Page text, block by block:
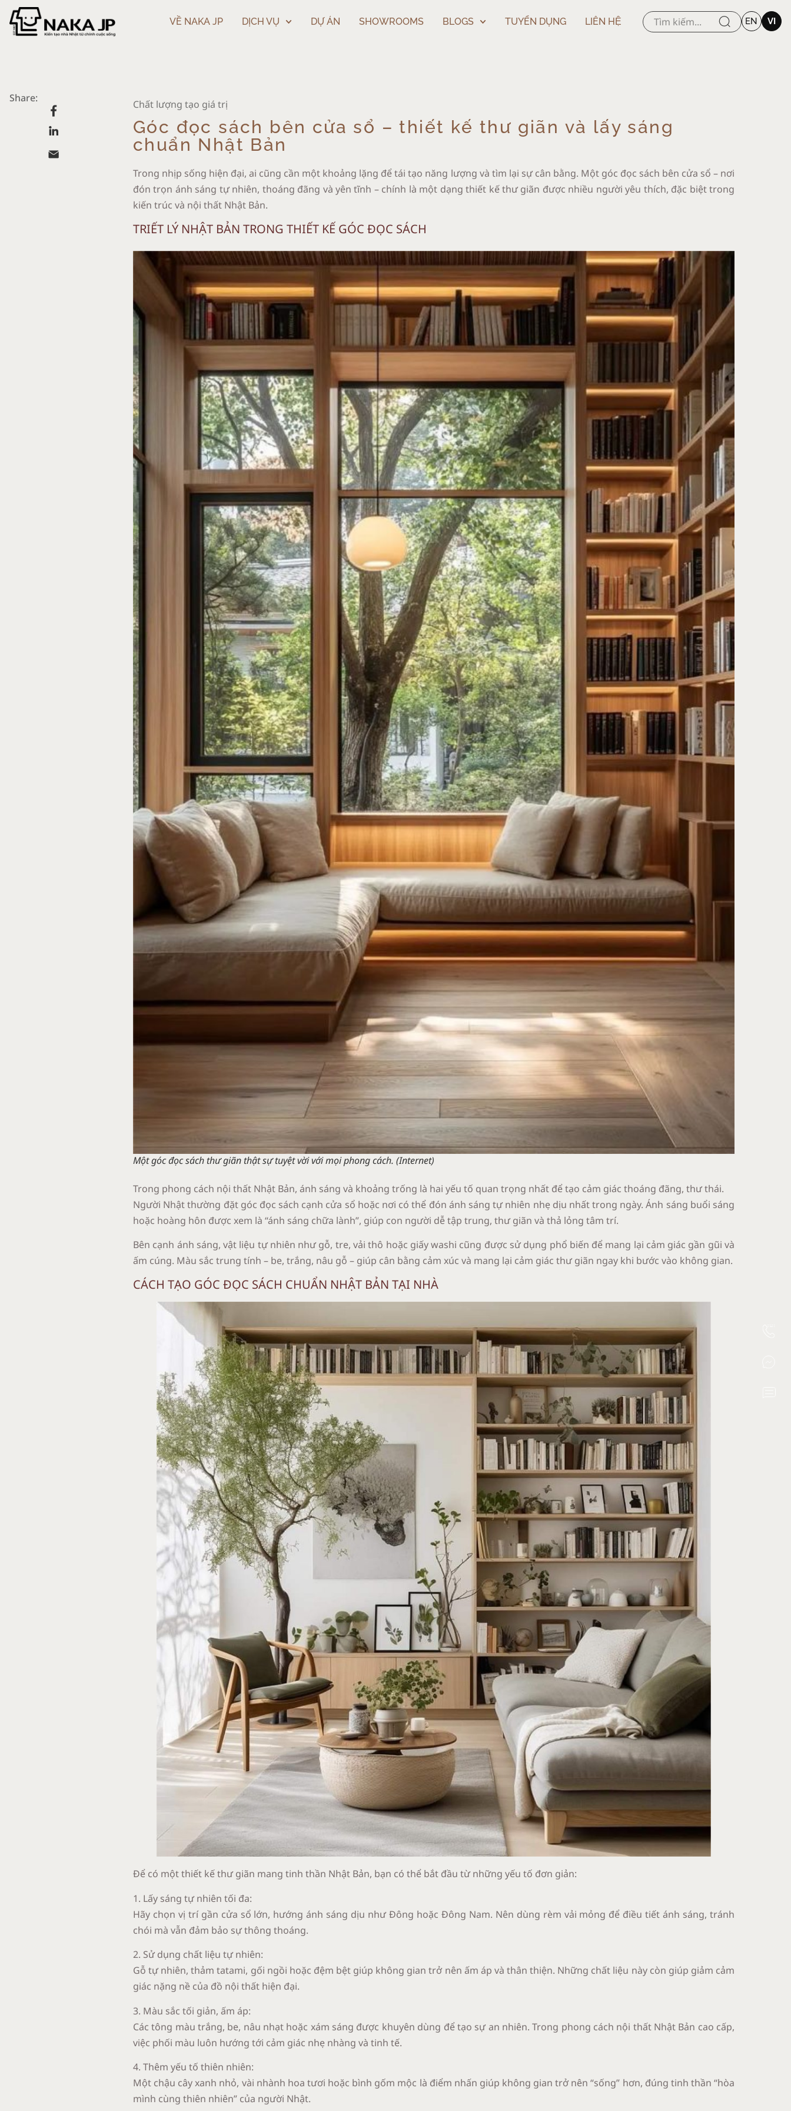
VỀ NAKA JP DỊCH VỤ DỰ ÁN SHOWROOMS BLOGS TUYỂN DỤNG LIÊN HỆ EN VI
Share: Chất lượng tạo giá trị
Góc đọc sách bên cửa sổ – thiết kế thư giãn và lấy sáng
chuẩn Nhật Bản
Trong nhịp sống hiện đại, ai cũng cần một khoảng lặng để tái tạo năng lượng và tìm lại sự cân bằng. Một góc đọc sách bên cửa sổ – nơi
đón trọn ánh sáng tự nhiên, thoáng đãng và yên tĩnh – chính là một dạng thiết kế thư giãn được nhiều người yêu thích, đặc biệt trong
kiến trúc và nội thất Nhật Bản.
TRIẾT LÝ NHẬT BẢN TRONG THIẾT KẾ GÓC ĐỌC SÁCH
Một góc đọc sách thư giãn thật sự tuyệt vời với mọi phong cách. (Internet)
Trong phong cách nội thất Nhật Bản, ánh sáng và khoảng trống là hai yếu tố quan trọng nhất để tạo cảm giác thoáng đãng, thư thái.
Người Nhật thường đặt góc đọc sách cạnh cửa sổ hoặc nơi có thể đón ánh sáng tự nhiên nhẹ dịu nhất trong ngày. Ánh sáng buổi sáng
hoặc hoàng hôn được xem là “ánh sáng chữa lành”, giúp con người dễ tập trung, thư giãn và thả lỏng tâm trí.
Bên cạnh ánh sáng, vật liệu tự nhiên như gỗ, tre, vải thô hoặc giấy washi cũng được sử dụng phổ biến để mang lại cảm giác gần gũi và
ấm cúng. Màu sắc trung tính – be, trắng, nâu gỗ – giúp cân bằng cảm xúc và mang lại cảm giác thư giãn ngay khi bước vào không gian.
CÁCH TẠO GÓC ĐỌC SÁCH CHUẨN NHẬT BẢN TẠI NHÀ
Để có một thiết kế thư giãn mang tinh thần Nhật Bản, bạn có thể bắt đầu từ những yếu tố đơn giản:
1. Lấy sáng tự nhiên tối đa:
Hãy chọn vị trí gần cửa sổ lớn, hướng ánh sáng dịu như Đông hoặc Đông Nam. Nên dùng rèm vải mỏng để điều tiết ánh sáng, tránh
chói mà vẫn đảm bảo sự thông thoáng.
2. Sử dụng chất liệu tự nhiên:
Gỗ tự nhiên, thảm tatami, gối ngồi hoặc đệm bệt giúp không gian trở nên ấm áp và thân thiện. Những chất liệu này còn giúp giảm cảm
giác nặng nề của đồ nội thất hiện đại.
3. Màu sắc tối giản, ấm áp:
Các tông màu trắng, be, nâu nhạt hoặc xám sáng được khuyên dùng để tạo sự an nhiên. Trong phong cách nội thất Nhật Bản cao cấp,
việc phối màu luôn hướng tới cảm giác nhẹ nhàng và tinh tế.
4. Thêm yếu tố thiên nhiên:
Một chậu cây xanh nhỏ, vài nhành hoa tươi hoặc bình gốm mộc là điểm nhấn giúp không gian trở nên “sống” hơn, đúng tinh thần “hòa
mình cùng thiên nhiên” của người Nhật.